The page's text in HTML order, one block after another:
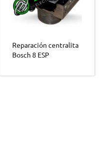
Reparación centralita
Bosch 8 ESP